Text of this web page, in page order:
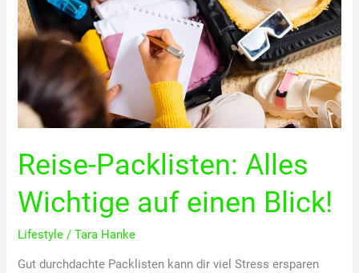
Reise-Packlisten: Alles
Wichtige auf einen Blick!
Lifestyle /Tara Hanke
Gut durchdachte Packlisten kann dir viel Stress ersparen